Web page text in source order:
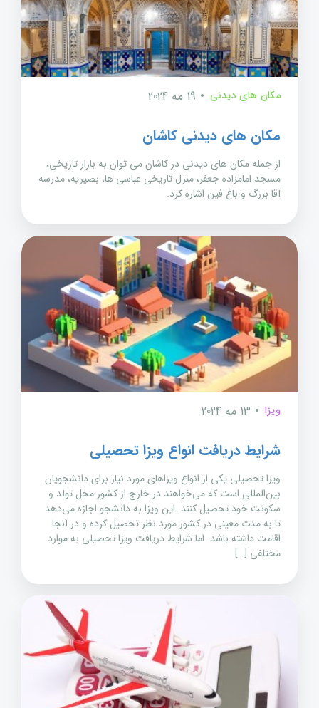
مکان های دیدنی 19 مه 2024
مکان های دیدنی کاشان
از جمله مکان های دیدنی در کاشان می توان به بازار تاریخی،
مسجد امامزاده جعفر، منزل تاریخی عباسی ها، بصیریه، مدرسه
آقا بزرگ و باغ فین اشاره کرد.
ویزا 13 مه 2024
شرایط دریافت انواع ویزا تحصیلی
ویزا تحصیلی یکی از انواع ویزاهای مورد نیاز برای دانشجویان
بین‌المللی است که می‌خواهند در خارج از کشور محل تولد و
سکونت خود تحصیل کنند. این ویزا به دانشجو اجازه می‌دهد
تا به مدت معینی در کشور مورد نظر تحصیل کرده و در آنجا
اقامت داشته باشد. اما شرایط دریافت ویزا تحصیلی به موارد
مختلفی […]